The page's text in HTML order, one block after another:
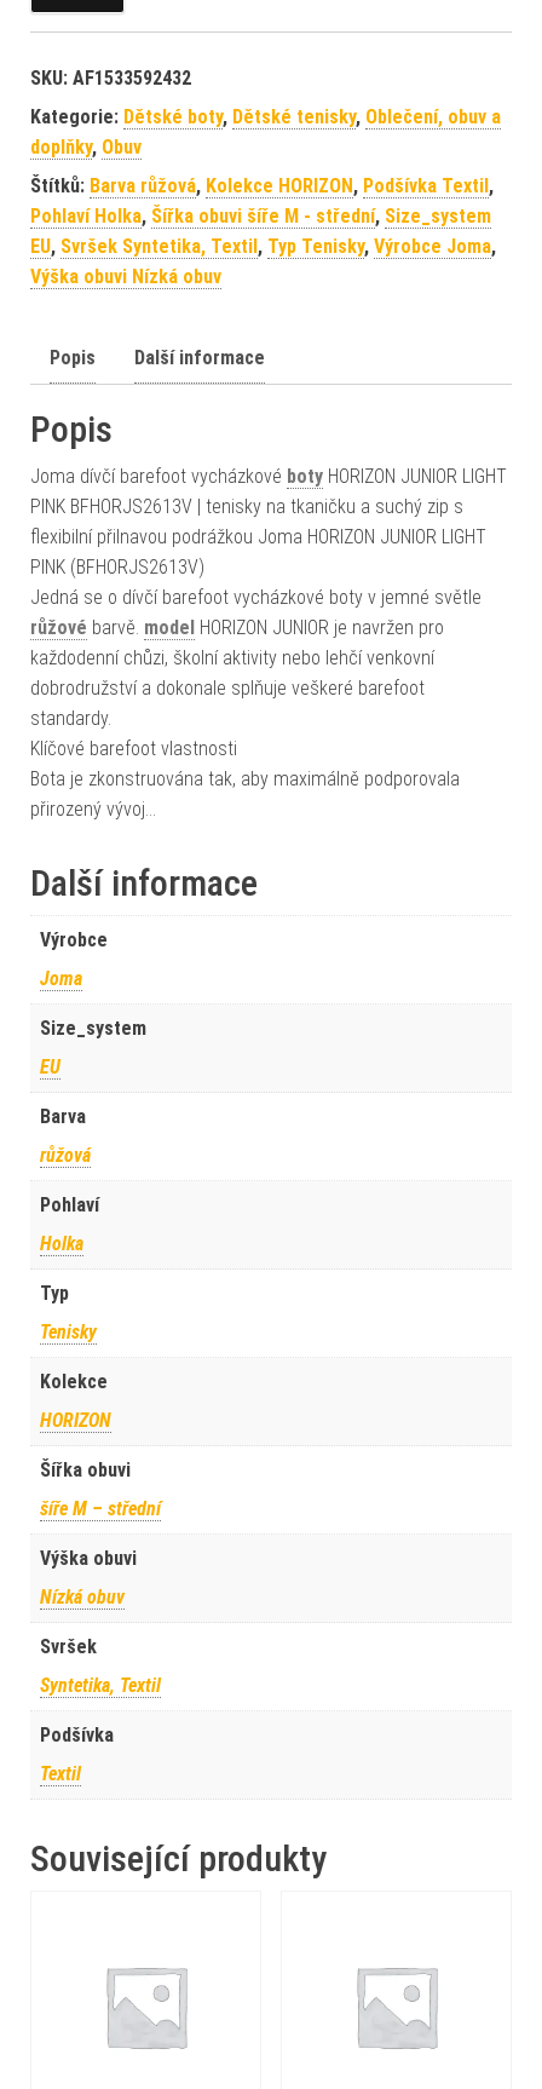
SKU: AF1533592432
Kategorie: Dětské boty, Dětské tenisky, Oblečení, obuv a
doplňky, Obuv
Štítků: Barva růžová, Kolekce HORIZON, Podšívka Textil,
Pohlaví Holka, Šířka obuvi šíře M - střední, Size_system
EU, Svršek Syntetika, Textil, Typ Tenisky, Výrobce Joma,
Výška obuvi Nízká obuv
Popis Další informace
Popis
Joma dívčí barefoot vycházkové boty HORIZON JUNIOR LIGHT
PINK BFHORJS2613V | tenisky na tkaničku a suchý zip s
flexibilní přilnavou podrážkou Joma HORIZON JUNIOR LIGHT
PINK (BFHORJS2613V)
Jedná se o dívčí barefoot vycházkové boty v jemné světle
růžové barvě. model HORIZON JUNIOR je navržen pro
každodenní chůzi, školní aktivity nebo lehčí venkovní
dobrodružství a dokonale splňuje veškeré barefoot
standardy.
Klíčové barefoot vlastnosti
Bota je zkonstruována tak, aby maximálně podporovala
přirozený vývoj…
Další informace
Výrobce
Joma
Size_system
EU
Barva
růžová
Pohlaví
Holka
Typ
Tenisky
Kolekce
HORIZON
Šířka obuvi
šíře M – střední
Výška obuvi
Nízká obuv
Svršek
Syntetika, Textil
Podšívka
Textil
Související produkty